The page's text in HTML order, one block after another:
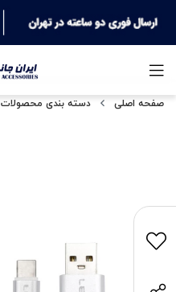
صفحه اصلی دسته بندی محصولات